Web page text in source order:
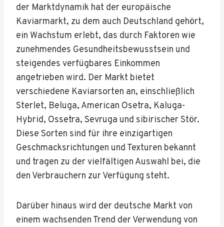
der Marktdynamik hat der europäische
Kaviarmarkt, zu dem auch Deutschland gehört,
ein Wachstum erlebt, das durch Faktoren wie
zunehmendes Gesundheitsbewusstsein und
steigendes verfügbares Einkommen
angetrieben wird. Der Markt bietet
verschiedene Kaviarsorten an, einschließlich
Sterlet, Beluga, American Osetra, Kaluga-
Hybrid, Ossetra, Sevruga und sibirischer Stör.
Diese Sorten sind für ihre einzigartigen
Geschmacksrichtungen und Texturen bekannt
und tragen zu der vielfältigen Auswahl bei, die
den Verbrauchern zur Verfügung steht.
Darüber hinaus wird der deutsche Markt von
einem wachsenden Trend der Verwendung von